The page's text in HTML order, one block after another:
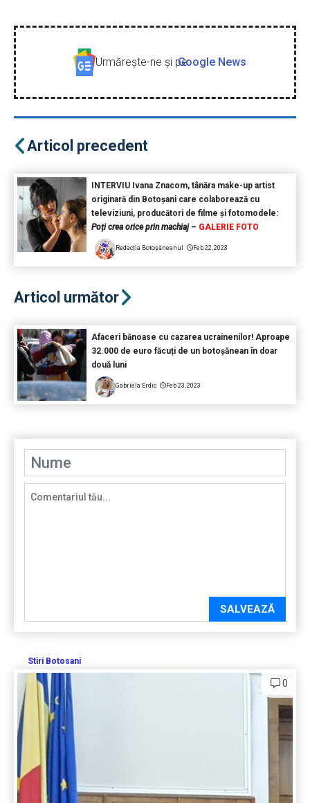
Urmăreşte-ne şi peGoogle News
Articol precedent
INTERVIU Ivana Znacom, tânăra make-up artist
originară din Botoșani care colaborează cu
televiziuni, producători de filme și fotomodele:
Poți crea orice prin machiaj – GALERIE FOTO
Redacția Botoșăneanul Feb 22, 2023
Articol următor
Afaceri bănoase cu cazarea ucrainenilor! Aproape
32.000 de euro făcuți de un botoșănean în doar
două luni
Gabriela Erdic Feb 23, 2023
SALVEAZĂ
Stiri Botosani
0